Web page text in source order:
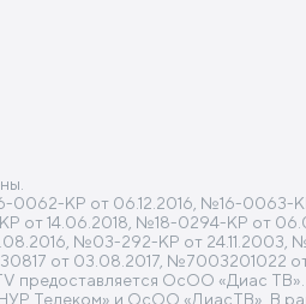
КР от 06.12.2016, №16-0063-КР
от 14.06.2018, №18-0294-КР от
№03-292-КР от 24.11.2003,
от 03.08.2017, №7003201022 от
предоставляется ОсОО «Диас
Телеком» и ОсОО «ДиасТВ». В